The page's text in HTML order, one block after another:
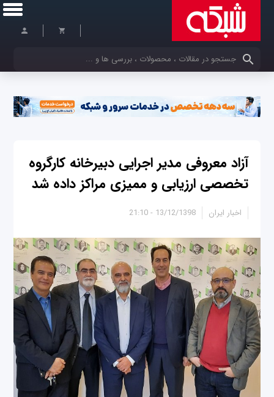
کلمات کلیدی خود را وارد کنید
آزاد معروفی مدیر اجرایی دبیرخانه کارگروه
تخصصی ارزیابی و ممیزی مراکز داده شد
13/12/1398 - 21:10 اخبار ایران